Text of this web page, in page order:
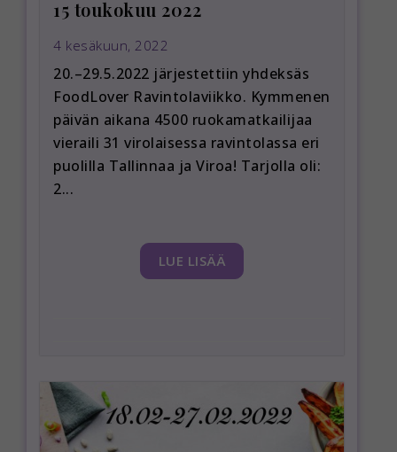
15 toukokuu 2022
4 kesäkuun, 2022
20.–29.5.2022 järjestettiin yhdeksäs
FoodLover Ravintolaviikko. Kymmenen
päivän aikana 4500 ruokamatkailijaa
vieraili 31 virolaisessa ravintolassa eri
puolilla Tallinnaa ja Viroa! Tarjolla oli:
2...
LUE LISÄÄ